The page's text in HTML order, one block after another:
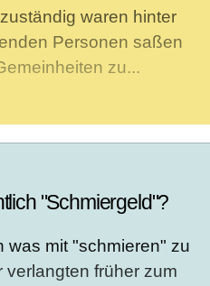
waren hinter
Personen saßen
zu...
"Schmiergeld"?
was mit "schmieren" zu
früher zum